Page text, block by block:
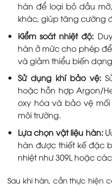
hàn để loại bỏ dầu
khác, giúp tăng cường
Kiểm soát nhiệt độ:
hàn ở mức cho phép
và giảm thiểu biến
Sử dụng khí bảo vệ:
hoặc hỗn hợp Argon/
oxy hóa và bảo vệ
môi trường.
Lựa chọn vật liệu hàn:
hàn được thiết kế đặc
nhiệt như 309L hoặc
Sau khi hàn, cần thực hiện